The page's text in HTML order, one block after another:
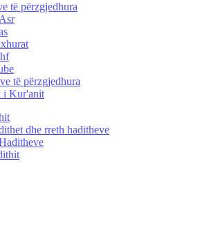
të përzgjedhura
të përzgjedhura
i Kur'anit
dhe rreth haditheve